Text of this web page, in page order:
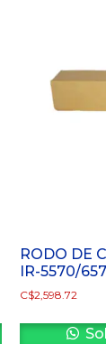
RODO DE
IR-5570/
C$2,598.72